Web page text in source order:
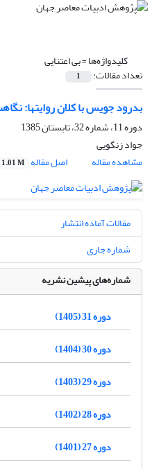
کلیدواژه‌ها =بی اعتنایی
تعداد مقالات: 1
بدرود جویس با کلان روایتها:
دوره 11، شماره 32، تابستان 1385
جواد زنگویی
مشاهده مقاله
اصل مقاله 1.01 M
مقالات آماده انتشار
شماره جاری
شماره‌های پیشین نشریه
دوره 31 (1405)
دوره 30 (1404)
دوره 29 (1403)
دوره 28 (1402)
دوره 27 (1401)